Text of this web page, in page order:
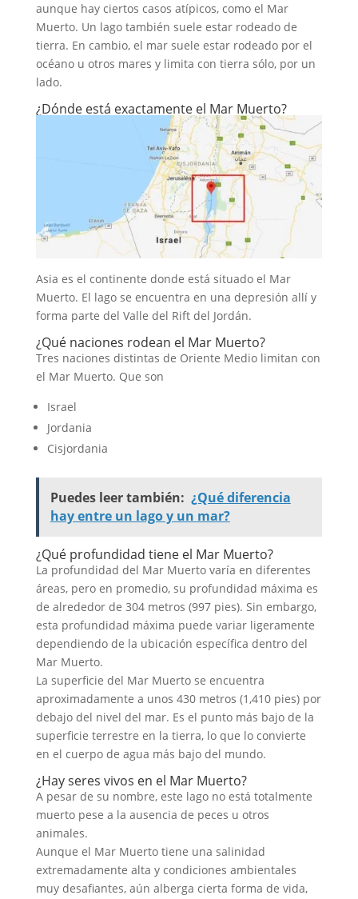
aunque hay ciertos casos atípicos, como el Mar
Muerto. Un lago también suele estar rodeado de
tierra. En cambio, el mar suele estar rodeado por el
océano u otros mares y limita con tierra sólo, por un
lado.
¿Dónde está exactamente el Mar Muerto?
Asia es el continente donde está situado el Mar
Muerto. El lago se encuentra en una depresión allí y
forma parte del Valle del Rift del Jordán.
¿Qué naciones rodean el Mar Muerto?
Tres naciones distintas de Oriente Medio limitan con
el Mar Muerto. Que son
Israel
Jordania
Cisjordania
Puedes leer también: ¿Qué diferencia
hay entre un lago y un mar?
¿Qué profundidad tiene el Mar Muerto?
La profundidad del Mar Muerto varía en diferentes
áreas, pero en promedio, su profundidad máxima es
de alrededor de 304 metros (997 pies). Sin embargo,
esta profundidad máxima puede variar ligeramente
dependiendo de la ubicación específica dentro del
Mar Muerto.
La superficie del Mar Muerto se encuentra
aproximadamente a unos 430 metros (1,410 pies) por
debajo del nivel del mar. Es el punto más bajo de la
superficie terrestre en la tierra, lo que lo convierte
en el cuerpo de agua más bajo del mundo.
¿Hay seres vivos en el Mar Muerto?
A pesar de su nombre, este lago no está totalmente
muerto pese a la ausencia de peces u otros
animales.
Aunque el Mar Muerto tiene una salinidad
extremadamente alta y condiciones ambientales
muy desafiantes, aún alberga cierta forma de vida,